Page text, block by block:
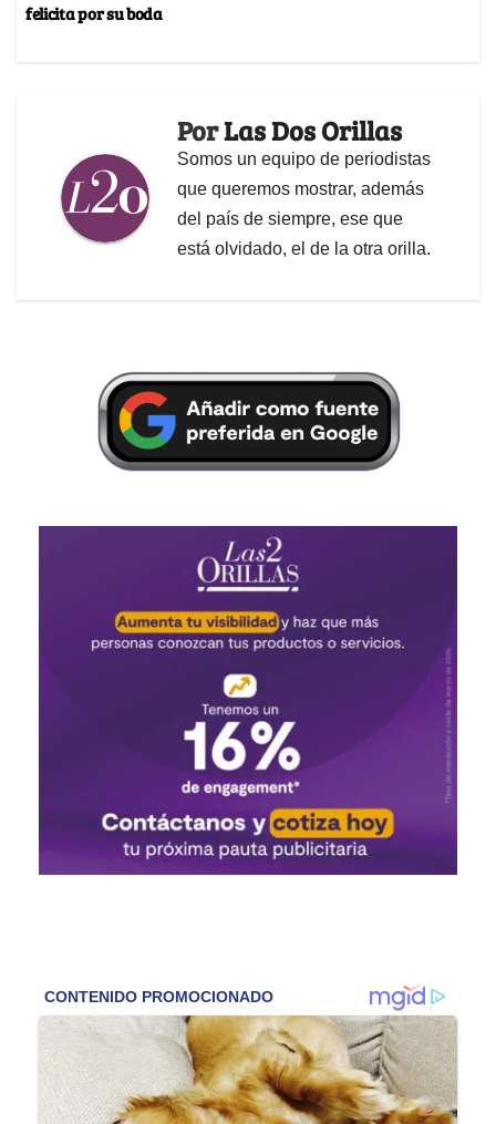
felicita por su boda
PorLas Dos Orillas
Somos un equipo de periodistas
que queremos mostrar, además
del país de siempre, ese que
está olvidado, el de la otra orilla.